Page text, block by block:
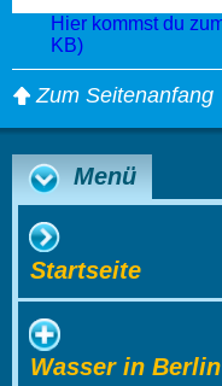
Hier kommst du
KB)
Zum Seitenanfang
Menü
Startseite
Wasser in Berlin